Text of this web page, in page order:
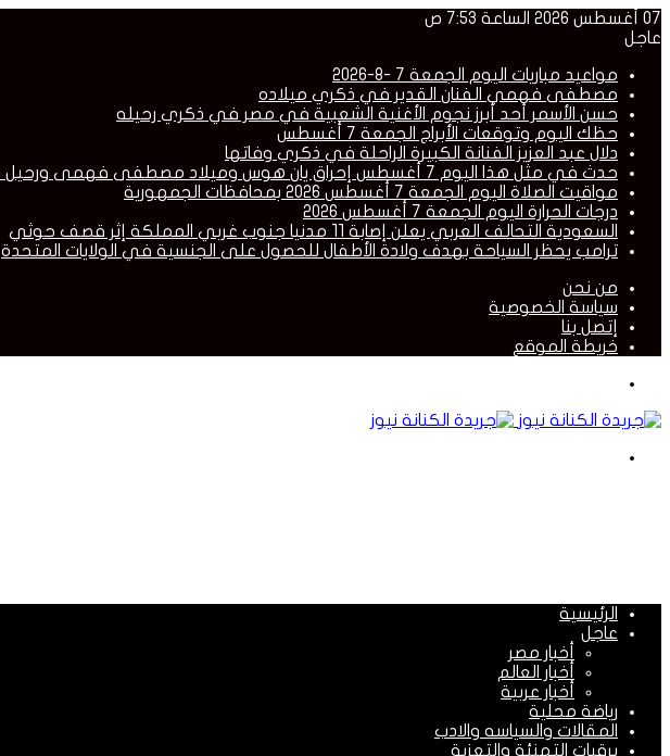
07 أغسطس 2026 الساعة 7:53 ص
عاجل
مواعيد مباريات اليوم الجمعة 7 -8-2026
مصطفى فهمي الفنان القدير في ذكري ميلاده
حسن الأسمر أحد أبرز نجوم الأغنية الشعبية في مصر في ذكري رحيله
حظك اليوم وتوقعات الأبراج الجمعة 7 أغسطس
دلال عبد العزيز الفنانة الكبيرة الراحلة في ذكري وفاتها
حدث في مثل هذا اليوم 7 أغسطس إحراق يان هوس وميلاد مصطفى فهمى ورحيل دلال عبد العزيز
مواقيت الصلاة اليوم الجمعة 7 أغسطس 2026 بمحافظات الجمهورية
درجات الحرارة اليوم الجمعة 7 أغسطس 2026
السعودية التحالف العربي يعلن إصابة 11 مدنيا جنوب غربي المملكة إثر قصف حوثي
ترامب يحظر السياحة بهدف ولادة الأطفال للحصول على الجنسية في الولايات المتحدة
من نحن
سياسة الخصوصية
إتصل بنا
خريطة الموقع
الرئيسية
عاجل
أخبار مصر
أخبار العالم
أخبار عربية
رياضة محلية
المقالات والسياسه والادب
برقيات التهنئة والتعزية